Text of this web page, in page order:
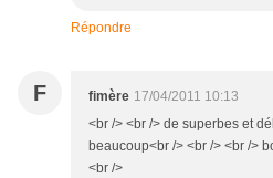
Répondre
F fimère 17/04/2011 10:13
<br /> <br /> de superbes et
beaucoup<br /> <br /> <br />
<br />